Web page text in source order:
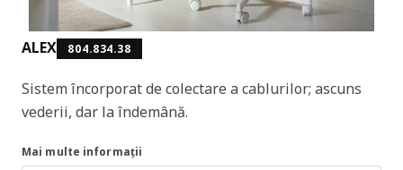
ALEX 804.834.38
Sistem încorporat de colectare a cablurilor; ascuns
vederii, dar la îndemână.
Mai multe informații